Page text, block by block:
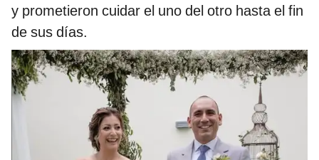
y prometieron cuidar el uno del otro hasta el fin
de sus días.